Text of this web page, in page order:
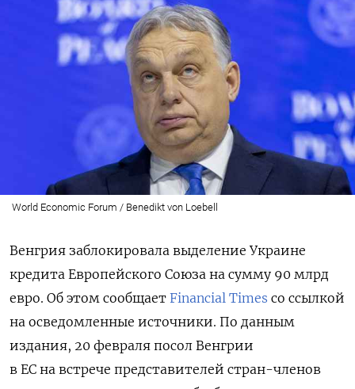
World Economic Forum / Benedikt von Loebell
Венгрия заблокировала выделение Украине
кредита Европейского Союза на сумму 90 млрд
евро. Об этом сообщает Financial Times со ссылкой
на осведомленные источники. По данным
издания, 20 февраля посол Венгрии
в ЕС на встрече представителей стран-членов